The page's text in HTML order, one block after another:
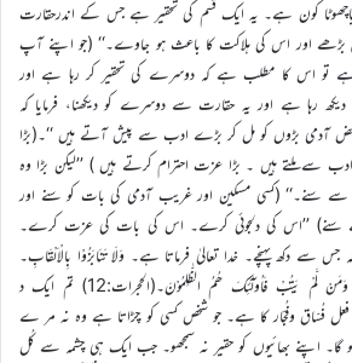
کون ہے۔ یہ ایک قسم کی تحقیر ہے جس کے اندرحقارت
بڑھے اور اس کی ہلاکت کا باعث ہو جاوے۔‘‘ (جو اپنے آپ
ہے تو اس کا مطلب ہے کہ دوسرے کی تحقیر کر رہا ہے اور
رہا ہے اور یہ حقارت سے دوسرے کو دیکھنا، فرمایا کہ
آدمی بڑوں کو مل کر بڑے ادب سے پیش آتے ہیں ‘‘۔(بڑا
سے ملتے ہیں ۔ بڑا عزت احترام کرتے ہیں ) ’’لیکن بڑا وہ
سے سنے۔‘‘ (کسی مسکین اور غریب آدمی کی بات کو سنے اور
’’اس کی دلجوئی کرے۔ اس کی بات کی عزت کرے۔
سے دکھ پہنچے۔ خدا تعالیٰ فرماتا ہے۔ وَلَا تَنَابَزُوْا بِالْاَلْقَابِ۔
بِئْسَ الْاِ سْمُ الْفُسُوْقُ بَعْدَ الْاِیْمَانِ وَمَنْ لَّمْ یَتُبْ فَاُولٰٓئِکَ ھُمُ الظّٰلِمُوْنَ۔(الحجرات:12) تم ایک د
فُسّاق وفُجّار کا ہے۔ جو شخص کسی کو چڑاتا ہے وہ نہ مر ے
گا۔ اپنے بھائیوں کو حقیر نہ سمجھو۔ جب ایک ہی چشمہ سے کُل